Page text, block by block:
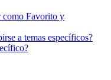
como Favorito y
a temas específicos?